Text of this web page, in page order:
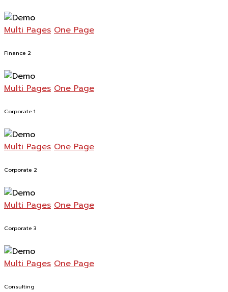
Multi Pages One Page
Finance 2
Multi Pages One Page
Corporate 1
Multi Pages One Page
Corporate 2
Multi Pages One Page
Corporate 3
Multi Pages One Page
Consulting